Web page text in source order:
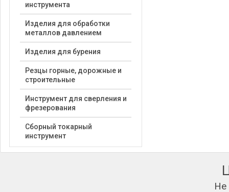
инструмента
Изделия для обработки
металлов давлением
Изделия для бурения
Резцы горные, дорожные и
строительные
Инструмент для сверления и
фрезерования
Сборный токарный
инструмент
Не